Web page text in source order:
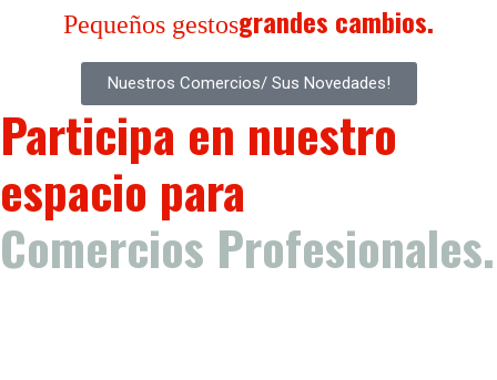
Pequeños gestosgrandes cambios.
Nuestros Comercios/ Sus Novedades!
Participa en nuestro
espacio para
Comercios Profesionales.